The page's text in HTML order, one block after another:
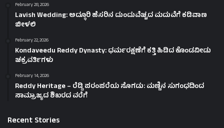
February 28, 2026
Lavish Wedding: ಅದ್ಧೂರಿ ಹೆಸರಿನ ದುಂದುವೆಚ್ಚದ ಮದುವೆಗೆ ಕಡಿವಾಣ
ಬೀಳಲಿ
February 22, 2026
Kondaveedu Reddy Dynasty: ಧರ್ಮರಕ್ಷಣೆಗೆ ಕತ್ತಿ ಹಿಡಿದ ಕೊಂಡವೀಡು
ಚಕ್ರವರ್ತಿಗಳು
February 14, 2026
Reddy Heritage – ರೆಡ್ಡಿ ಪರಂಪರೆಯ ಸೊಗಡು: ಮಣ್ಣಿನ ಸುಗಂಧದಿಂದ
ಸಾಮ್ರಾಜ್ಯದ ಶಿಖರದ ವರೆಗೆ
Recent Stories